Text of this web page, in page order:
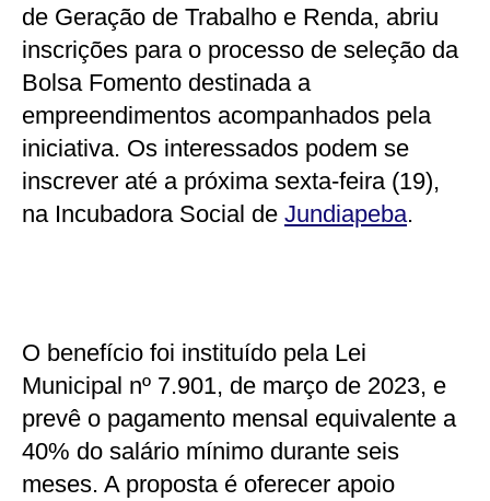
de Geração de Trabalho e Renda, abriu
inscrições para o processo de seleção da
Bolsa Fomento destinada a
empreendimentos acompanhados pela
iniciativa. Os interessados podem se
inscrever até a próxima sexta-feira (19),
na Incubadora Social de Jundiapeba.
O benefício foi instituído pela Lei
Municipal nº 7.901, de março de 2023, e
prevê o pagamento mensal equivalente a
40% do salário mínimo durante seis
meses. A proposta é oferecer apoio